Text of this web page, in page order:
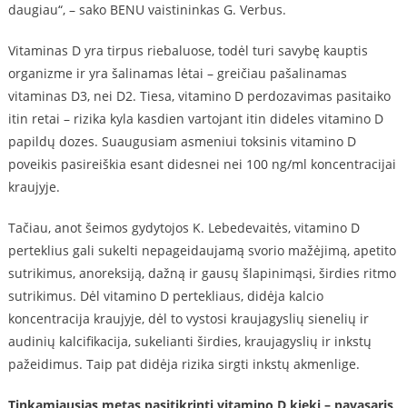
daugiau“, – sako BENU vaistininkas G. Verbus.
Vitaminas D yra tirpus riebaluose, todėl turi savybę kauptis
organizme ir yra šalinamas lėtai – greičiau pašalinamas
vitaminas D3, nei D2. Tiesa, vitamino D perdozavimas pasitaiko
itin retai – rizika kyla kasdien vartojant itin dideles vitamino D
papildų dozes. Suaugusiam asmeniui toksinis vitamino D
poveikis pasireiškia esant didesnei nei 100 ng/ml koncentracijai
kraujyje.
Tačiau, anot šeimos gydytojos K. Lebedevaitės, vitamino D
perteklius gali sukelti nepageidaujamą svorio mažėjimą, apetito
sutrikimus, anoreksiją, dažną ir gausų šlapinimąsi, širdies ritmo
sutrikimus. Dėl vitamino D pertekliaus, didėja kalcio
koncentracija kraujyje, dėl to vystosi kraujagyslių sienelių ir
audinių kalcifikacija, sukelianti širdies, kraujagyslių ir inkstų
pažeidimus. Taip pat didėja rizika sirgti inkstų akmenlige.